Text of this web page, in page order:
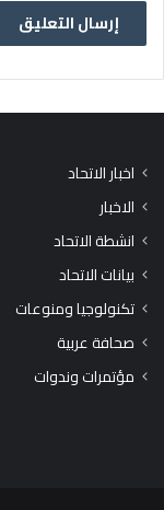
اخبار الاتحاد
الاخبار
انشطة الاتحاد
بيانات الاتحاد
تكنولوجيا ومنوعات
صحافة عربية
مؤتمرات وندوات